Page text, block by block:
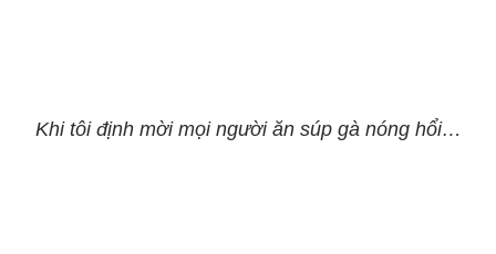
Khi tôi định mời mọi người ăn súp gà nóng hổi…